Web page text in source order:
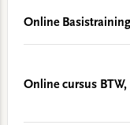
Online
Online cursus